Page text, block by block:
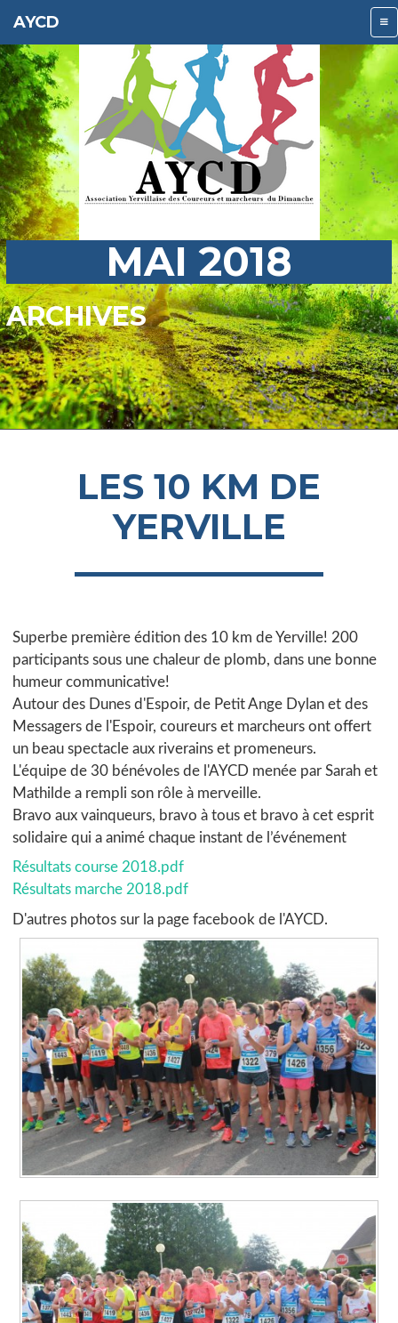
AYCD
MAI 2018
ARCHIVES
LES 10 KM DE
YERVILLE
Superbe première édition des 10 km de Yerville! 200
participants sous une chaleur de plomb, dans une bonne
humeur communicative!
Autour des Dunes d'Espoir, de Petit Ange Dylan et des
Messagers de l'Espoir, coureurs et marcheurs ont offert
un beau spectacle aux riverains et promeneurs.
L'équipe de 30 bénévoles de l'AYCD menée par Sarah et
Mathilde a rempli son rôle à merveille.
Bravo aux vainqueurs, bravo à tous et bravo à cet esprit
solidaire qui a animé chaque instant de l’événement
Résultats course 2018.pdf
Résultats marche 2018.pdf
D'autres photos sur la page facebook de l'AYCD.